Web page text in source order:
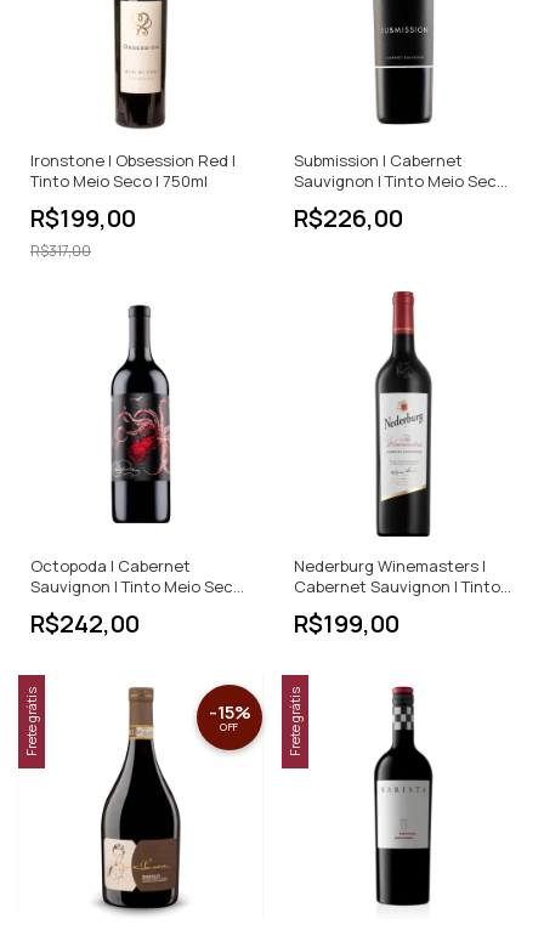
Ironstone | Obsession Red |
Tinto Meio Seco | 750ml
R$199,00
R$317,00
Submission | Cabernet
Sauvignon | Tinto Meio Seco |
EUA | 750ml
R$226,00
Octopoda | Cabernet
Sauvignon | Tinto Meio Seco |
R$242,00
Nederburg Winemasters |
Cabernet Sauvignon | Tinto
R$199,00
Frete grátis -15%
OFF Frete grátis